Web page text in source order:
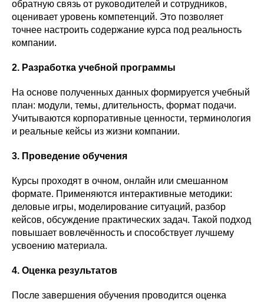
обратную связь от руководителей и сотрудников,
оценивает уровень компетенций. Это позволяет
точнее настроить содержание курса под реальность
компании.
2. Разработка учебной программы
На основе полученных данных формируется учебный
план: модули, темы, длительность, формат подачи.
Учитываются корпоративные ценности, терминология
и реальные кейсы из жизни компании.
3. Проведение обучения
Курсы проходят в очном, онлайн или смешанном
формате. Применяются интерактивные методики:
деловые игры, моделирование ситуаций, разбор
кейсов, обсуждение практических задач. Такой подход
повышает вовлечённость и способствует лучшему
усвоению материала.
4. Оценка результатов
После завершения обучения проводится оценка